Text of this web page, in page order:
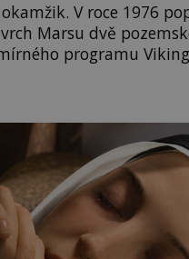
V roce 1976
Marsu dvě
programu
fotografie záhadami
Viking 1 zde
zachytí podivný
tvář. NASA